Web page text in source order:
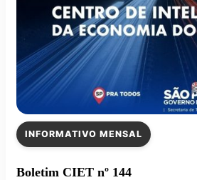
INFORMATIVO MENSAL
Boletim CIET nº 144